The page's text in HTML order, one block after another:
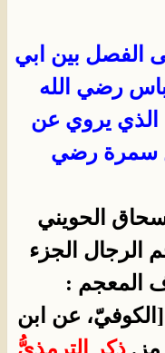
الفصل بين ابي
رضي الله
الذي يروي عن
سمرة رضي
الحويني
الرجال الجزء
المعجم :
[الكوفيّ، عن ابن